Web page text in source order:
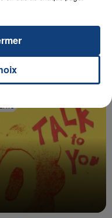
SE FAIRE
ses